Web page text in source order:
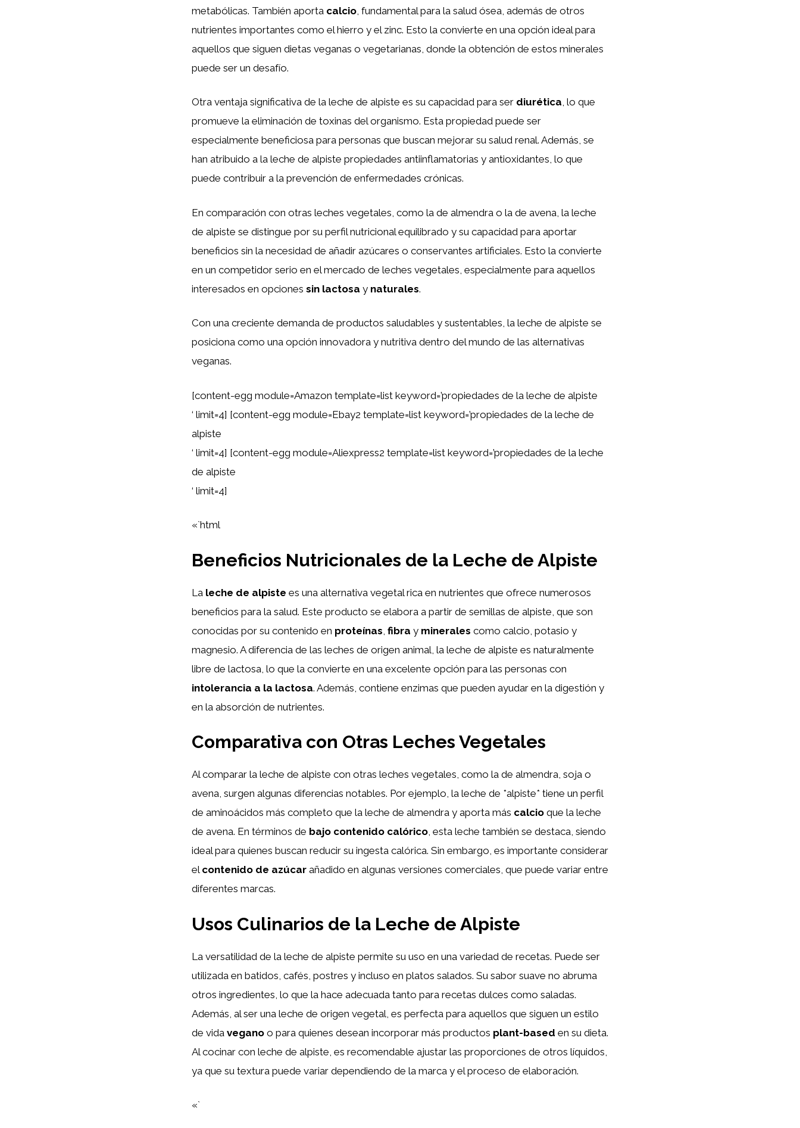
metabólicas. También aporta calcio , fundamental para la salud ósea, además de otros
nutrientes importantes como el hierro y el zinc. Esto la convierte en una opción ideal para
aquellos que siguen dietas veganas o vegetarianas, donde la obtención de estos minerales
puede ser un desafío.
Otra ventaja significativa de la leche de alpiste es su capacidad para ser diurética, lo que
promueve la eliminación de toxinas del organismo. Esta propiedad puede ser
especialmente beneficiosa para personas que buscan mejorar su salud renal. Además, se
han atribuido a la leche de alpiste propiedades antiinflamatorias y antioxidantes, lo que
puede contribuir a la prevención de enfermedades crónicas.
En comparación con otras leches vegetales, como la de almendra o la de avena, la leche
de alpiste se distingue por su perfil nutricional equilibrado y su capacidad para aportar
beneficios sin la necesidad de añadir azúcares o conservantes artificiales. Esto la convierte
en un competidor serio en el mercado de leches vegetales, especialmente para aquellos
interesados en opciones sin lactosa y naturales.
Con una creciente demanda de productos saludables y sustentables, la leche de alpiste se
posiciona como una opción innovadora y nutritiva dentro del mundo de las alternativas
veganas.
[content-egg module=Amazon template=list keyword=’propiedades de la leche de alpiste
‘ limit=4] [content-egg module=Ebay2 template=list keyword=’propiedades de la leche de
alpiste
‘ limit=4] [content-egg module=Aliexpress2 template=list keyword=’propiedades de la leche
de alpiste
‘ limit=4]
«`html
Beneficios Nutricionales de la Leche de Alpiste
La leche de alpiste es una alternativa vegetal rica en nutrientes que ofrece numerosos
beneficios para la salud. Este producto se elabora a partir de semillas de alpiste, que son
conocidas por su contenido en proteínas fibra y minerales como calcio, potasio y
magnesio. A diferencia de las leches de origen animal, la leche de alpiste es naturalmente
libre de lactosa, lo que la convierte en una excelente opción para las personas con
intolerancia a la lactosa. Además, contiene enzimas que pueden ayudar en la digestión y
en la absorción de nutrientes.
Comparativa con Otras Leches Vegetales
Al comparar la leche de alpiste con otras leches vegetales, como la de almendra, soja o
avena, surgen algunas diferencias notables. Por ejemplo, la leche de *alpiste* tiene un perfil
de aminoácidos más completo que la leche de almendra y aporta más calcio que la leche
de avena. En términos de bajo contenido calórico, esta leche también se destaca, siendo
ideal para quienes buscan reducir su ingesta calórica. Sin embargo, es importante considerar
el contenido de azúcar añadido en algunas versiones comerciales, que puede variar entre
diferentes marcas.
Usos Culinarios de la Leche de Alpiste
La versatilidad de la leche de alpiste permite su uso en una variedad de recetas. Puede ser
utilizada en batidos, cafés, postres y incluso en platos salados. Su sabor suave no abruma
otros ingredientes, lo que la hace adecuada tanto para recetas dulces como saladas.
Además, al ser una leche de origen vegetal, es perfecta para aquellos que siguen un estilo
de vida vegano o para quienes desean incorporar más productos plant-based en su dieta.
Al cocinar con leche de alpiste, es recomendable ajustar las proporciones de otros líquidos,
ya que su textura puede variar dependiendo de la marca y el proceso de elaboración.
«`